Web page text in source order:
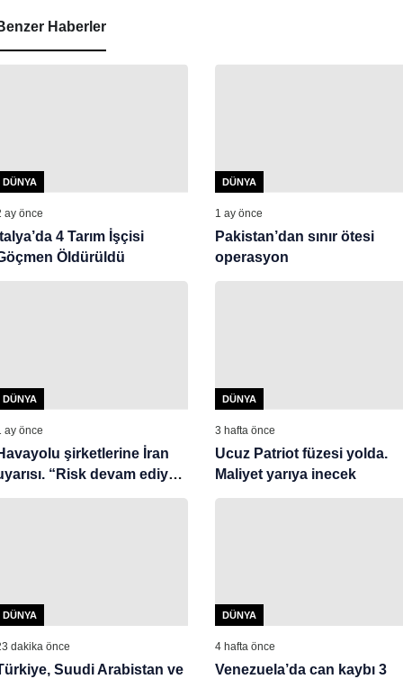
Haberler
DÜNYA
ay önce
4 Tarım İşçisi
Öldürüldü
DÜNYA
1 ay önce
Pakistan’dan sınır ötesi
operasyon
DÜNYA
ay önce
şirketlerine İran
“Risk devam ediyor,
durun”
DÜNYA
3 hafta önce
Ucuz Patriot füzesi yolda.
Maliyet yarıya inecek
DÜNYA
dakika önce
Suudi Arabistan ve
DÜNYA
4 hafta önce
Venezuela’da can kaybı 3